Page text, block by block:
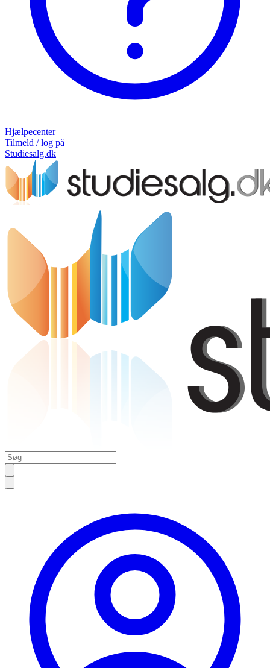
Hjælpecenter
Tilmeld / log på
Studiesalg.dk